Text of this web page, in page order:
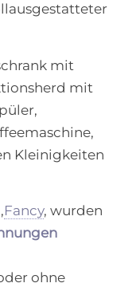
mit
mit
Kleinigkeiten
Fancy‚ wurden
ohne